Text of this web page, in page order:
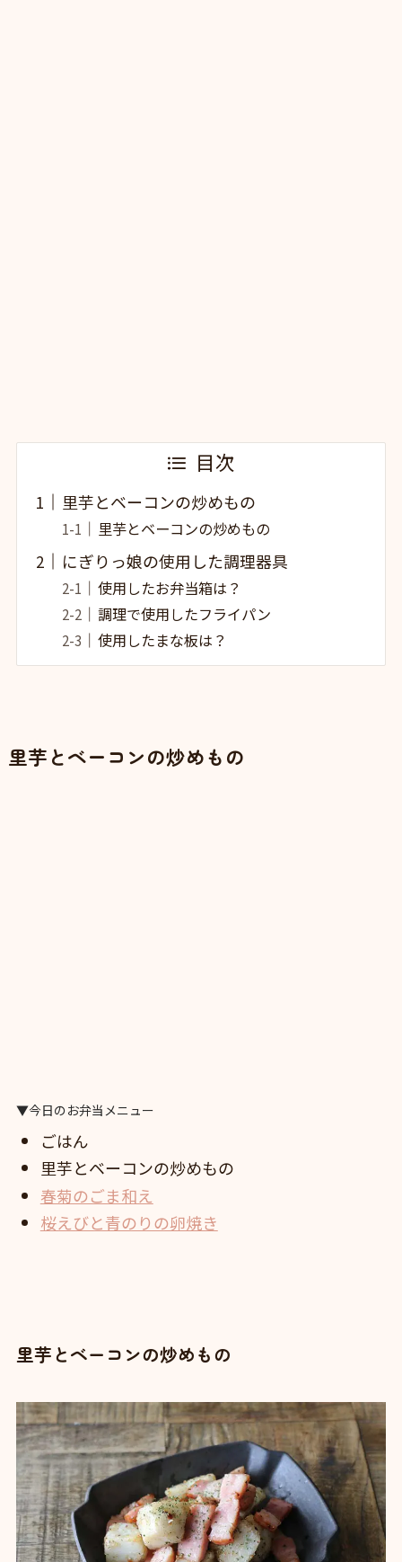
目次
里芋とベーコンの炒めもの
里芋とベーコンの炒めもの
にぎりっ娘の使用した調理器具
使用したお弁当箱は？
調理で使用したフライパン
使用したまな板は？
里芋とベーコンの炒めもの
▼今日のお弁当メニュー
ごはん
里芋とベーコンの炒めもの
春菊のごま和え
桜えびと青のりの卵焼き
里芋とベーコンの炒めもの